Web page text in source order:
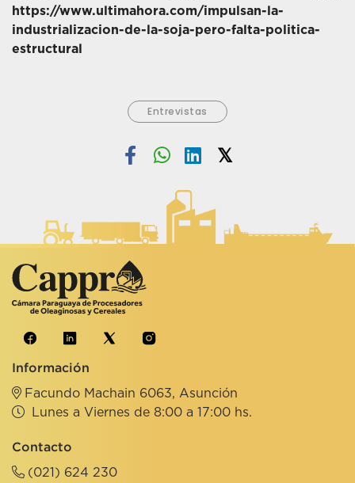
https://www.ultimahora.com/impulsan-la-
industrializacion-de-la-soja-pero-falta-politica-
estructural
Entrevistas
Información
Facundo Machain 6063, Asunción
Lunes a Viernes de 8:00 a 17:00 hs.
Contacto
(021) 624 230